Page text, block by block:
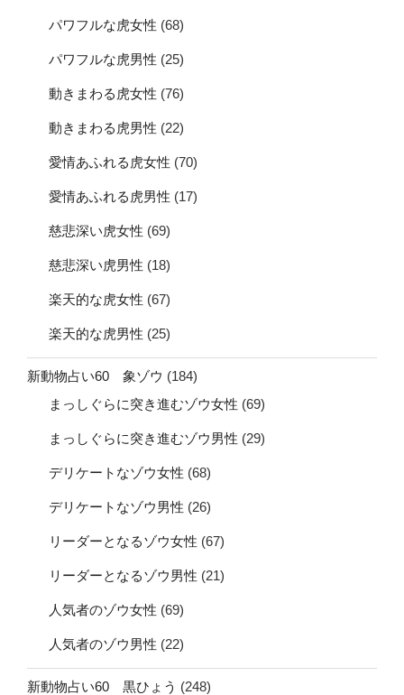
パワフルな虎女性 (68)
パワフルな虎男性 (25)
動きまわる虎女性 (76)
動きまわる虎男性 (22)
愛情あふれる虎女性 (70)
愛情あふれる虎男性 (17)
慈悲深い虎女性 (69)
慈悲深い虎男性 (18)
楽天的な虎女性 (67)
楽天的な虎男性 (25)
新動物占い60 象ゾウ (184)
まっしぐらに突き進むゾウ女性 (69)
まっしぐらに突き進むゾウ男性 (29)
デリケートなゾウ女性 (68)
デリケートなゾウ男性 (26)
リーダーとなるゾウ女性 (67)
リーダーとなるゾウ男性 (21)
人気者のゾウ女性 (69)
人気者のゾウ男性 (22)
新動物占い60 黒ひょう (248)